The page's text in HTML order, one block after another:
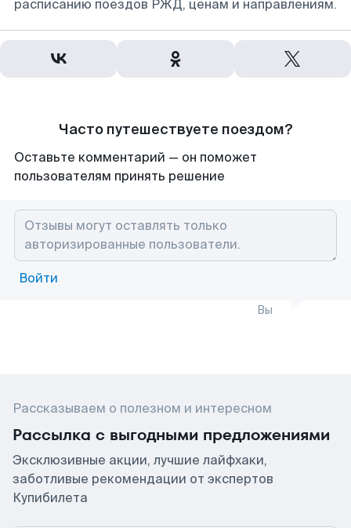
расписанию поездов РЖД, ценам и направлениям.
Часто путешествуете поездом?
Оставьте комментарий — он поможет
пользователям принять решение
Войти
Вы
Рассказываем о полезном и интересном
Рассылка с выгодными предложениями
Эксклюзивные акции, лучшие лайфхаки,
заботливые рекомендации от экспертов
Купибилета